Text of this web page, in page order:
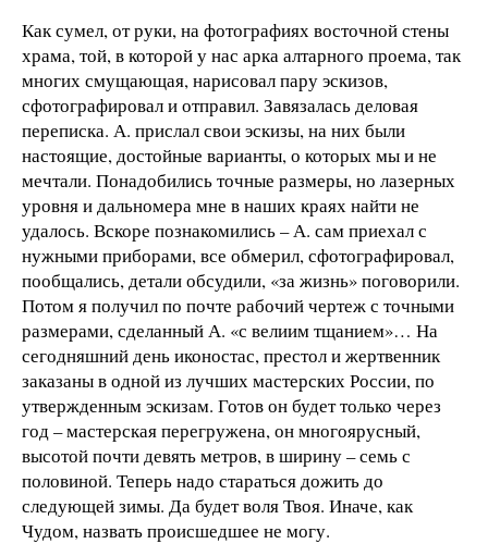
Как сумел, от руки, на фотографиях восточной стены
храма, той, в которой у нас арка алтарного проема, так
многих смущающая, нарисовал пару эскизов,
сфотографировал и отправил. Завязалась деловая
переписка. А. прислал свои эскизы, на них были
настоящие, достойные варианты, о которых мы и не
мечтали. Понадобились точные размеры, но лазерных
уровня и дальномера мне в наших краях найти не
удалось. Вскоре познакомились – А. сам приехал с
нужными приборами, все обмерил, сфотографировал,
пообщались, детали обсудили, «за жизнь» поговорили.
Потом я получил по почте рабочий чертеж с точными
размерами, сделанный А. «с велиим тщанием»… На
сегодняшний день иконостас, престол и жертвенник
заказаны в одной из лучших мастерских России, по
утвержденным эскизам. Готов он будет только через
год – мастерская перегружена, он многоярусный,
высотой почти девять метров, в ширину – семь с
половиной. Теперь надо стараться дожить до
следующей зимы. Да будет воля Твоя. Иначе, как
Чудом, назвать происшедшее не могу.